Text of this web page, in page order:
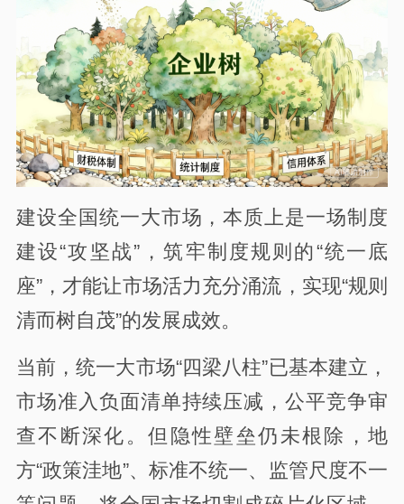
建设全国统一大市场，本质上是一场制度
建设“攻坚战”，筑牢制度规则的“统一底
座”，才能让市场活力充分涌流，实现“规则
清而树自茂”的发展成效。
当前，统一大市场“四梁八柱”已基本建立，
市场准入负面清单持续压减，公平竞争审
查不断深化。但隐性壁垒仍未根除，地
方“政策洼地”、标准不统一、监管尺度不一